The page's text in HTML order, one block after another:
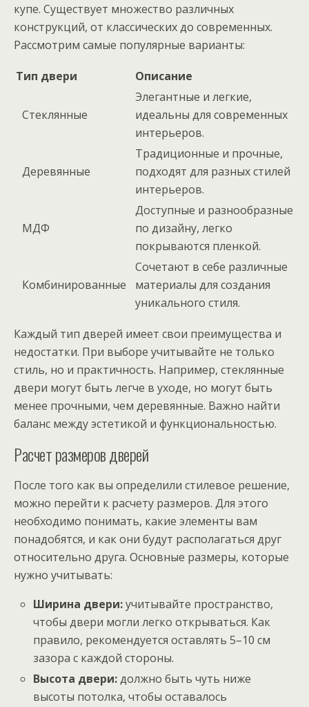
купе. Существует множество различных
конструкций, от классических до современных.
Рассмотрим самые популярные варианты:
Тип двери Описание
Стеклянные
Элегантные и легкие,
идеальны для современных
интерьеров.
Деревянные
Традиционные и прочные,
подходят для разных стилей
интерьеров.
МДФ
Доступные и разнообразные
по дизайну, легко
покрываются пленкой.
Комбинированные
Сочетают в себе различные
материалы для создания
уникального стиля.
Каждый тип дверей имеет свои преимущества и
недостатки. При выборе учитывайте не только
стиль, но и практичность. Например, стеклянные
двери могут быть легче в уходе, но могут быть
менее прочными, чем деревянные. Важно найти
баланс между эстетикой и функциональностью.
Расчет размеров дверей
После того как вы определили стилевое решение,
можно перейти к расчету размеров. Для этого
необходимо понимать, какие элементы вам
понадобятся, и как они будут располагаться друг
относительно друга. Основные размеры, которые
нужно учитывать:
Ширина двери:учитывайте пространство,
чтобы двери могли легко открываться. Как
правило, рекомендуется оставлять 5–10 см
зазора с каждой стороны.
Высота двери:должно быть чуть ниже
высоты потолка, чтобы оставалось